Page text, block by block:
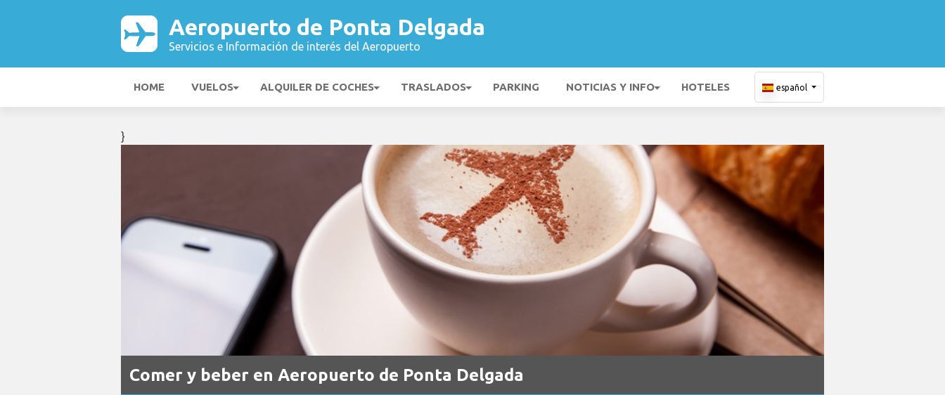
Aeropuerto de Ponta Delgada
Servicios e Información de interés del Aeropuerto
HOME VUELOS ALQUILER DE COCHES TRASLADOS PARKING NOTICIAS Y INFO HOTELES español
}
Comer y beber en Aeropuerto de Ponta Delgada